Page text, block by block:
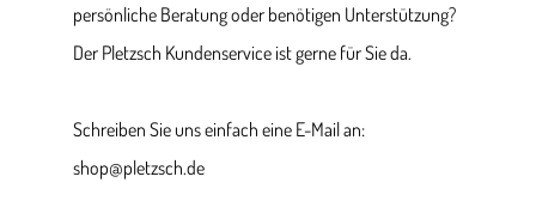
persönliche Beratung oder benötigen Unterstützung?
Der Pletzsch Kundenservice ist gerne für Sie da.
Schreiben Sie uns einfach eine E-Mail an:
shop@pletzsch.de